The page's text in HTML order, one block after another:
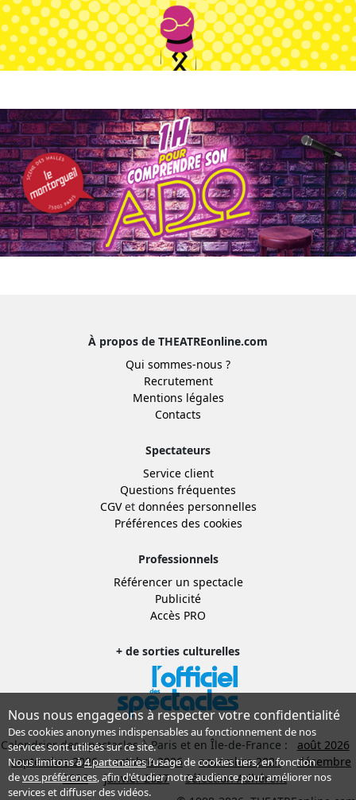
À propos de THEATREonline.com
Qui sommes-nous ?
Recrutement
Mentions légales
Contacts
Spectateurs
Service client
Questions fréquentes
CGVet données personnelles
Préférences des cookies
Professionnels
Référencer un spectacle
Publicité
Accès PRO
+ de sorties culturelles
Calendrier des spectacles à Paris et en Île-de-France :
août 2026
septembre 2026
octobre 2026 novembre 2026
décembre
2026
janvier 2027
Sélection Adhérent
Nous nous engageons à respecter votre confidentialité
Des cookies anonymes indispensables au fonctionnement de nos
services sont utilisés sur ce site.
Nous limitons à4 partenairesl’usage de cookies tiers, en fonction
devos préférences, afin d'étudier notre audience pour améliorer nos
services et diffuser des vidéos.